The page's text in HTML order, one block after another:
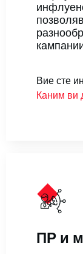
Вие сте
Каним ви
ПР и